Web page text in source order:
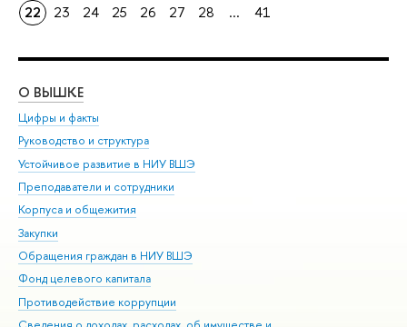
22
23 24 25 26 27 28 ... 41
О ВЫШКЕ
Цифры и факты
Руководство и структура
Устойчивое развитие в НИУ ВШЭ
Преподаватели и сотрудники
Корпуса и общежития
Закупки
Обращения граждан в НИУ ВШЭ
Фонд целевого капитала
Противодействие коррупции